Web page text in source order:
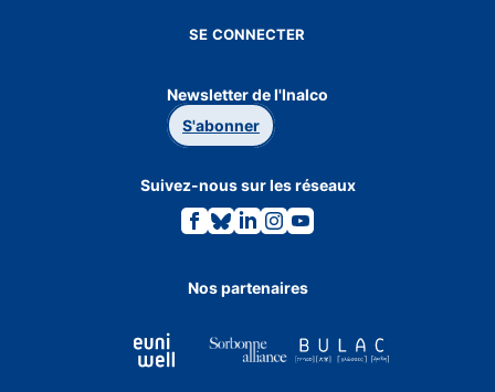
SE CONNECTER
Newsletter de l'Inalco
S'abonner
Suivez-nous sur les réseaux
Lien
vers
Facebook.
Lien
vers
Bluesky.
Lien
vers
Linkedin.
Lien
vers
Instagram.
Lien
vers
Youtube.
Nos partenaires